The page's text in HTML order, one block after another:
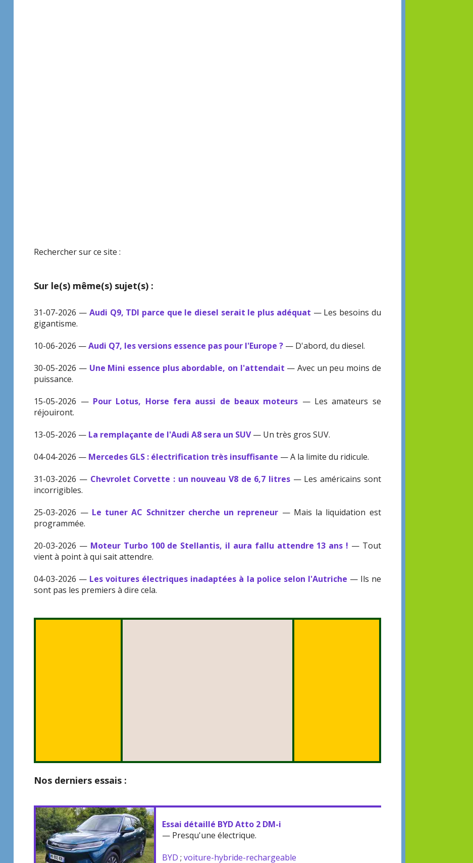
Rechercher sur ce site :
Sur le(s) même(s) sujet(s) :
31-07-2026 — Audi Q9, TDI parce que le diesel serait le plus adéquat — Les besoins du
gigantisme.
10-06-2026 —Audi Q7, les versions essence pas pour l'Europe ? — D'abord, du diesel.
30-05-2026 — Une Mini essence plus abordable, on l'attendait — Avec un peu moins de
puissance.
15-05-2026 — Pour Lotus, Horse fera aussi de beaux moteurs — Les amateurs se
réjouiront.
13-05-2026 — La remplaçante de l'Audi A8 sera un SUV— Un très gros SUV.
04-04-2026 — Mercedes GLS : électrification très insuffisante — A la limite du ridicule.
31-03-2026 — Chevrolet Corvette : un nouveau V8 de 6,7 litres— Les américains sont
incorrigibles.
25-03-2026 — Le tuner AC Schnitzer cherche un repreneur — Mais la liquidation est
programmée.
20-03-2026 — Moteur Turbo 100 de Stellantis, il aura fallu attendre 13 ans ! — Tout
vient à point à qui sait attendre.
04-03-2026 — Les voitures électriques inadaptées à la police selon l'Autriche — Ils ne
sont pas les premiers à dire cela.
Nos derniers essais :
Essai détaillé BYD Atto 2 DM-i
— Presqu'une électrique.
BYD ;voiture-hybride-rechargeable